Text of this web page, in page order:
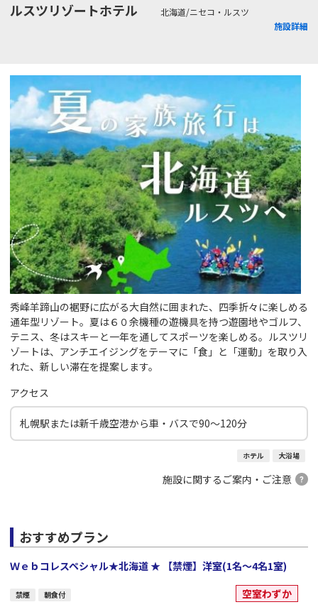
ルスツリゾートホテル
北海道/ニセコ・ルスツ
施設詳細
秀峰羊蹄山の裾野に広がる大自然に囲まれた、四季折々に楽しめる
通年型リゾート。夏は６０余機種の遊機具を持つ遊園地やゴルフ、
テニス、冬はスキーと一年を通してスポーツを楽しめる。ルスツリ
ゾートは、アンチエイジングをテーマに「食」と「運動」を取り入
れた、新しい滞在を提案します。
アクセス
札幌駅または新千歳空港から車・バスで90～120分
ホテル 大浴場
施設に関するご案内・ご注意
おすすめプラン
Ｗｅｂコレスペシャル★北海道 ★ 【禁煙】洋室(1名～4名1室)
禁煙 朝食付 空室わずか